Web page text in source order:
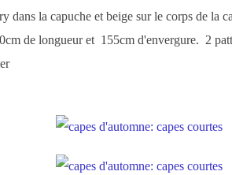
dans la capuche et beige sur le corps de la
de longueur et 155cm d'envergure. 2